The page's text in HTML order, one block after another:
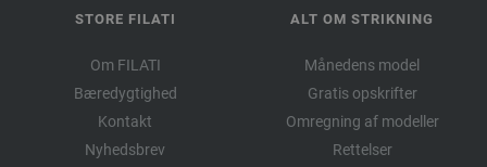
STORE FILATI
Om FILATI
Bæredygtighed
Kontakt
Nyhedsbrev
ALT OM STRIKNING
Månedens model
Gratis opskrifter
Omregning af modeller
Rettelser